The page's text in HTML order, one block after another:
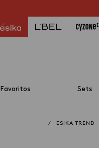
Favoritos Sets
/ ESIKA TREND